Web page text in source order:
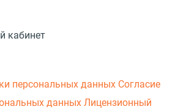
кабинет
персональных данных Согласие
данных Лицензионный